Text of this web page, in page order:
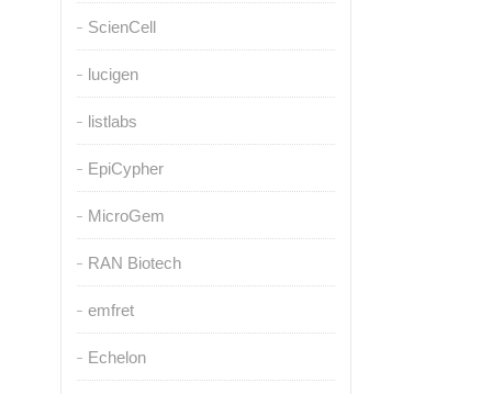
ScienCell
lucigen
listlabs
EpiCypher
MicroGem
RAN Biotech
emfret
Echelon